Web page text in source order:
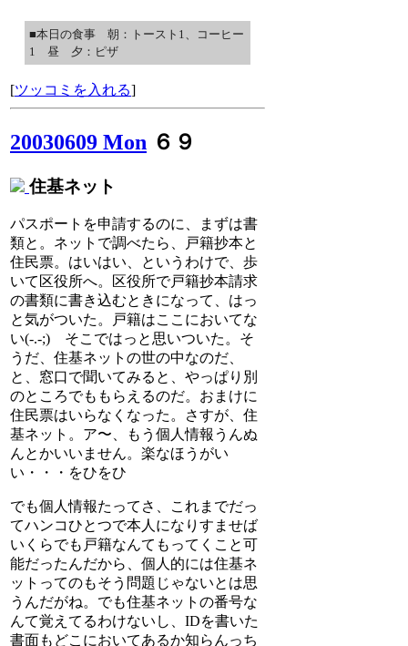
■本日の食事 朝：トースト1、コーヒー
1 昼 夕：ピザ
[ツッコミを入れる]
20030609 Mon ６９
住基ネット
パスポートを申請するのに、まずは書
類と。ネットで調べたら、戸籍抄本と
住民票。はいはい、というわけで、歩
いて区役所へ。区役所で戸籍抄本請求
の書類に書き込むときになって、はっ
と気がついた。戸籍はここにおいてな
い(-.-;) そこではっと思いついた。そ
うだ、住基ネットの世の中なのだ、
と、窓口で聞いてみると、やっぱり別
のところでももらえるのだ。おまけに
住民票はいらなくなった。さすが、住
基ネット。ア〜、もう個人情報うんぬ
んとかいいません。楽なほうがい
い・・・をひをひ
でも個人情報たってさ、これまでだっ
てハンコひとつで本人になりすませば
いくらでも戸籍なんてもってくこと可
能だったんだから、個人的には住基ネ
ットってのもそう問題じゃないとは思
うんだがね。でも住基ネットの番号な
んて覚えてるわけないし、IDを書いた
書面もどこにおいてあるか知らんっち